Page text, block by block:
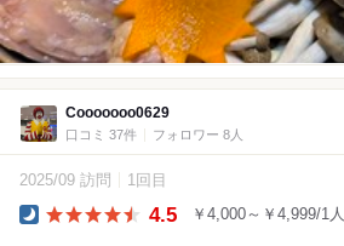
Cooooooo0629
口コミ 37件 フォロワー 8人
2025/09 訪問 1回目
4.5 ￥4,000～￥4,999/1人